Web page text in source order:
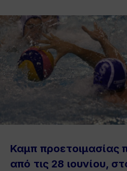
Καμπ προετοιμασίας
από τις 28 ιουνίου,